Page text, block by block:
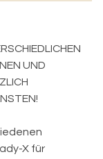
UND
X für